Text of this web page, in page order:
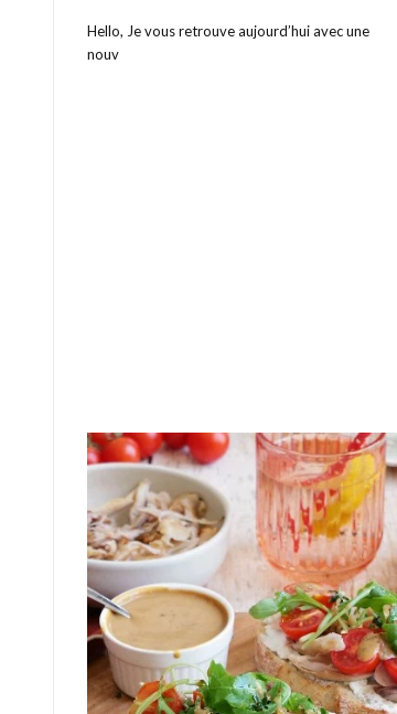
Hello, Je vous retrouve aujourd’hui avec une
nouv